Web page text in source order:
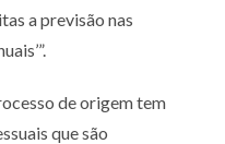
a previsão nas
de origem tem
que são